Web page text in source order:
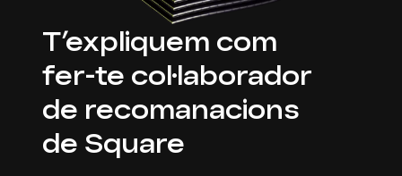
T’expliquem com
fer-te col·laborador
de recomanacions
de Square